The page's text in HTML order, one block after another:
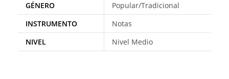
GÉNERO
Popular/Tradicional
INSTRUMENTO
Notas
NIVEL
Nivel Medio